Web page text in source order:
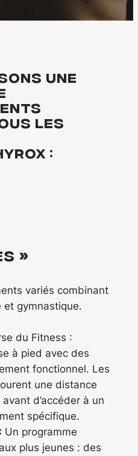
une
les
:
»
variés combinant
et gymnastique.
du Fitness :
à pied avec des
fonctionnel. Les
une distance
d’accéder à un
spécifique.
Un programme
plus jeunes : des